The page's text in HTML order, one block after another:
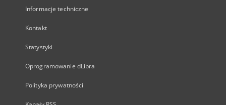
Informacje techniczne
Kontakt
Statystyki
Oprogramowanie dLibra
Polityka prywatności